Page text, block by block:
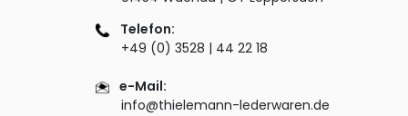
Telefon:
+49 (0) 3528 | 44 22 18
e-Mail:
info@thielemann-lederwaren.de